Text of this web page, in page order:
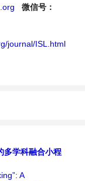
科研人员提供一个
领域内不同方向问
微信号：
journal/ISL.html
多学科融合小程
A